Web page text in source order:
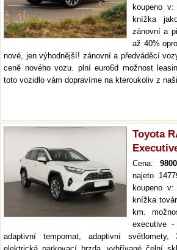
koupeno
knížka
zánovní a
až 40%
nové, jen výhodnější! zánovní a předváděcí
ceně nového vozu. plní euro6d možnost
toto vozidlo vám dopravíme na kteroukoliv z
Toyota
Cena:
najeto
koupeno
knížka
km.
executive -
adaptivní tempomat, adaptivní světlomety,